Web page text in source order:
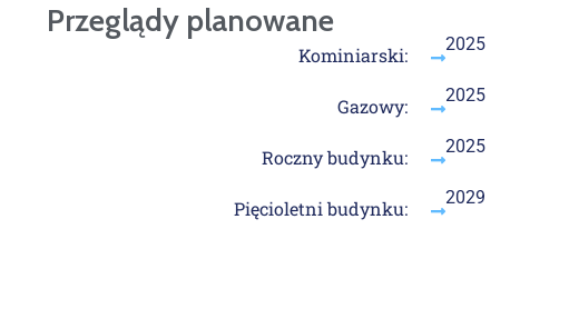
Przeglądy planowane
Kominiarski: 2025
Gazowy: 2025
Roczny budynku: 2025
Pięcioletni budynku: 2029